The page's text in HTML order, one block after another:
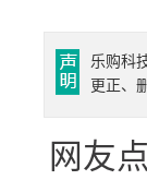
乐购科
更正、
网友